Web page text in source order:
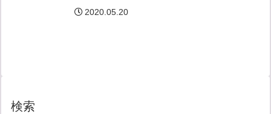
2020.05.20
検索